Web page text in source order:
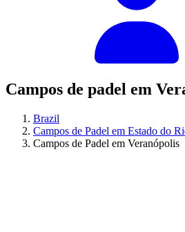
Campos de padel em
Brazil
Campos de Padel em Estado do
Campos de Padel em Veranópolis